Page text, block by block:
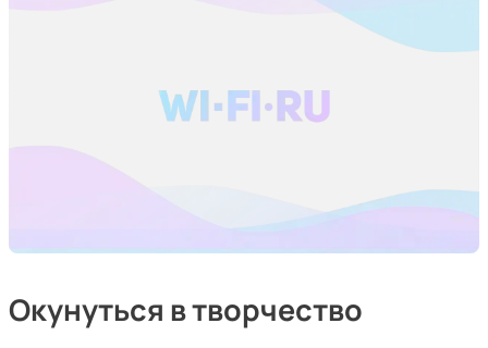
Окунуться в творчество